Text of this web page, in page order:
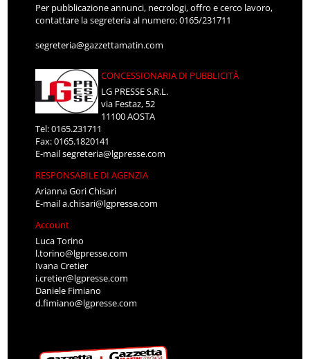
Per pubblicazione annunci, necrologi, offro e cerco lavoro,
contattare la segreteria al numero: 0165/231711
segreteria@gazzettamatin.com
CONCESSIONARIA DI PUBBLICITÀ
LG PRESSE S.R.L.
via Festaz, 52
11100 AOSTA
Tel: 0165.231711
Fax: 0165.1820141
E-mailsegreteria@lgpresse.com
RESPONSABILE DI AGENZIA
Arianna Gori Chisari
E-maila.chisari@lgpresse.com
Account
Luca Torino
l.torino@lgpresse.com
Ivana Cretier
i.cretier@lgpresse.com
Daniele Fimiano
d.fimiano@lgpresse.com